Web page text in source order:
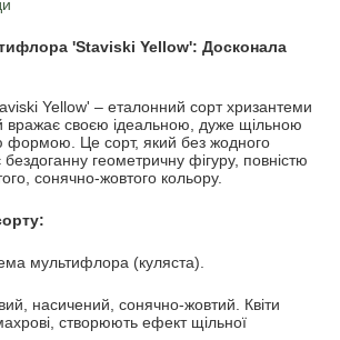
'Staviski Yellow': Досконала
Yellow' – еталонний сорт хризантеми
вражає своєю ідеальною, дуже щільною
формою. Це сорт, який без жодного
геометричну фігуру, повністю
сонячно-жовтого кольору.
мультифлора (куляста).
насичений, сонячно-жовтий. Квіти
створюють ефект щільної